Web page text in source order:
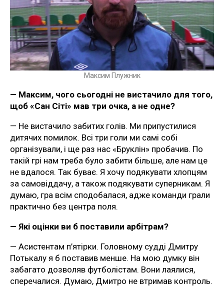
Максим Плужник
— Максим, чого сьогодні не вистачило для того,
щоб «Сан Сіті» мав три очка, а не одне?
— Не вистачило забитих голів. Ми припустилися
дитячих помилок. Всі три голи ми самі собі
організували, і ще раз нас «Бруклін» пробачив. По
такій грі нам треба було забити більше, але нам це
не вдалося. Так буває. Я хочу подякувати хлопцям
за самовіддачу, а також подякувати суперникам. Я
думаю, гра всім сподобалася, адже команди грали
практично без центра поля.
— Які оцінки ви б поставили арбітрам?
— Асистентам п’ятірки. Головному судді Дмитру
Потькалу я б поставив менше. На мою думку він
забагато дозволяв футболістам. Вони лаялися,
сперечалися. Думаю, Дмитро не втримав контроль.